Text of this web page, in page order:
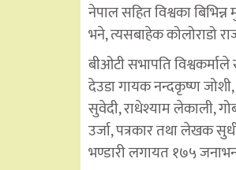
नेपाल सहित विश्वका
भने, त्यसबाहेक कोलोराडो
बीओटी सभापति
देउडा गायक नन्दकृष्ण जोशी,
सुवेदी, राधेश्याम लेकाली,
उर्जा, पत्रकार तथा लेखक
भण्डारी लगायत १७५